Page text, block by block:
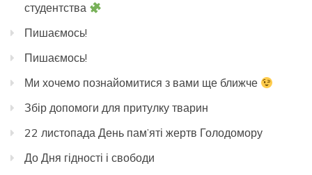
студентства
Пишаємось!
Пишаємось!
Ми хочемо познайомитися з вами ще ближче
Збір допомоги для притулку тварин
22 листопада День пам’яті жертв Голодомору
До Дня гідності і свободи